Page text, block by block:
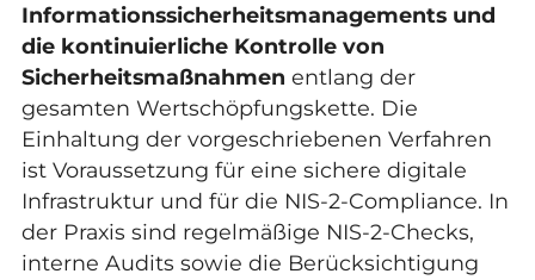
Informationssicherheitsmanagements und
die kontinuierliche Kontrolle von
Sicherheitsmaßnahmen entlang der
gesamten Wertschöpfungskette. Die
Einhaltung der vorgeschriebenen Verfahren
ist Voraussetzung für eine sichere digitale
Infrastrukturund für die NIS-2-Compliance. In
der Praxis sind regelmäßige NIS-2-Checks,
interne Audits sowie die Berücksichtigung